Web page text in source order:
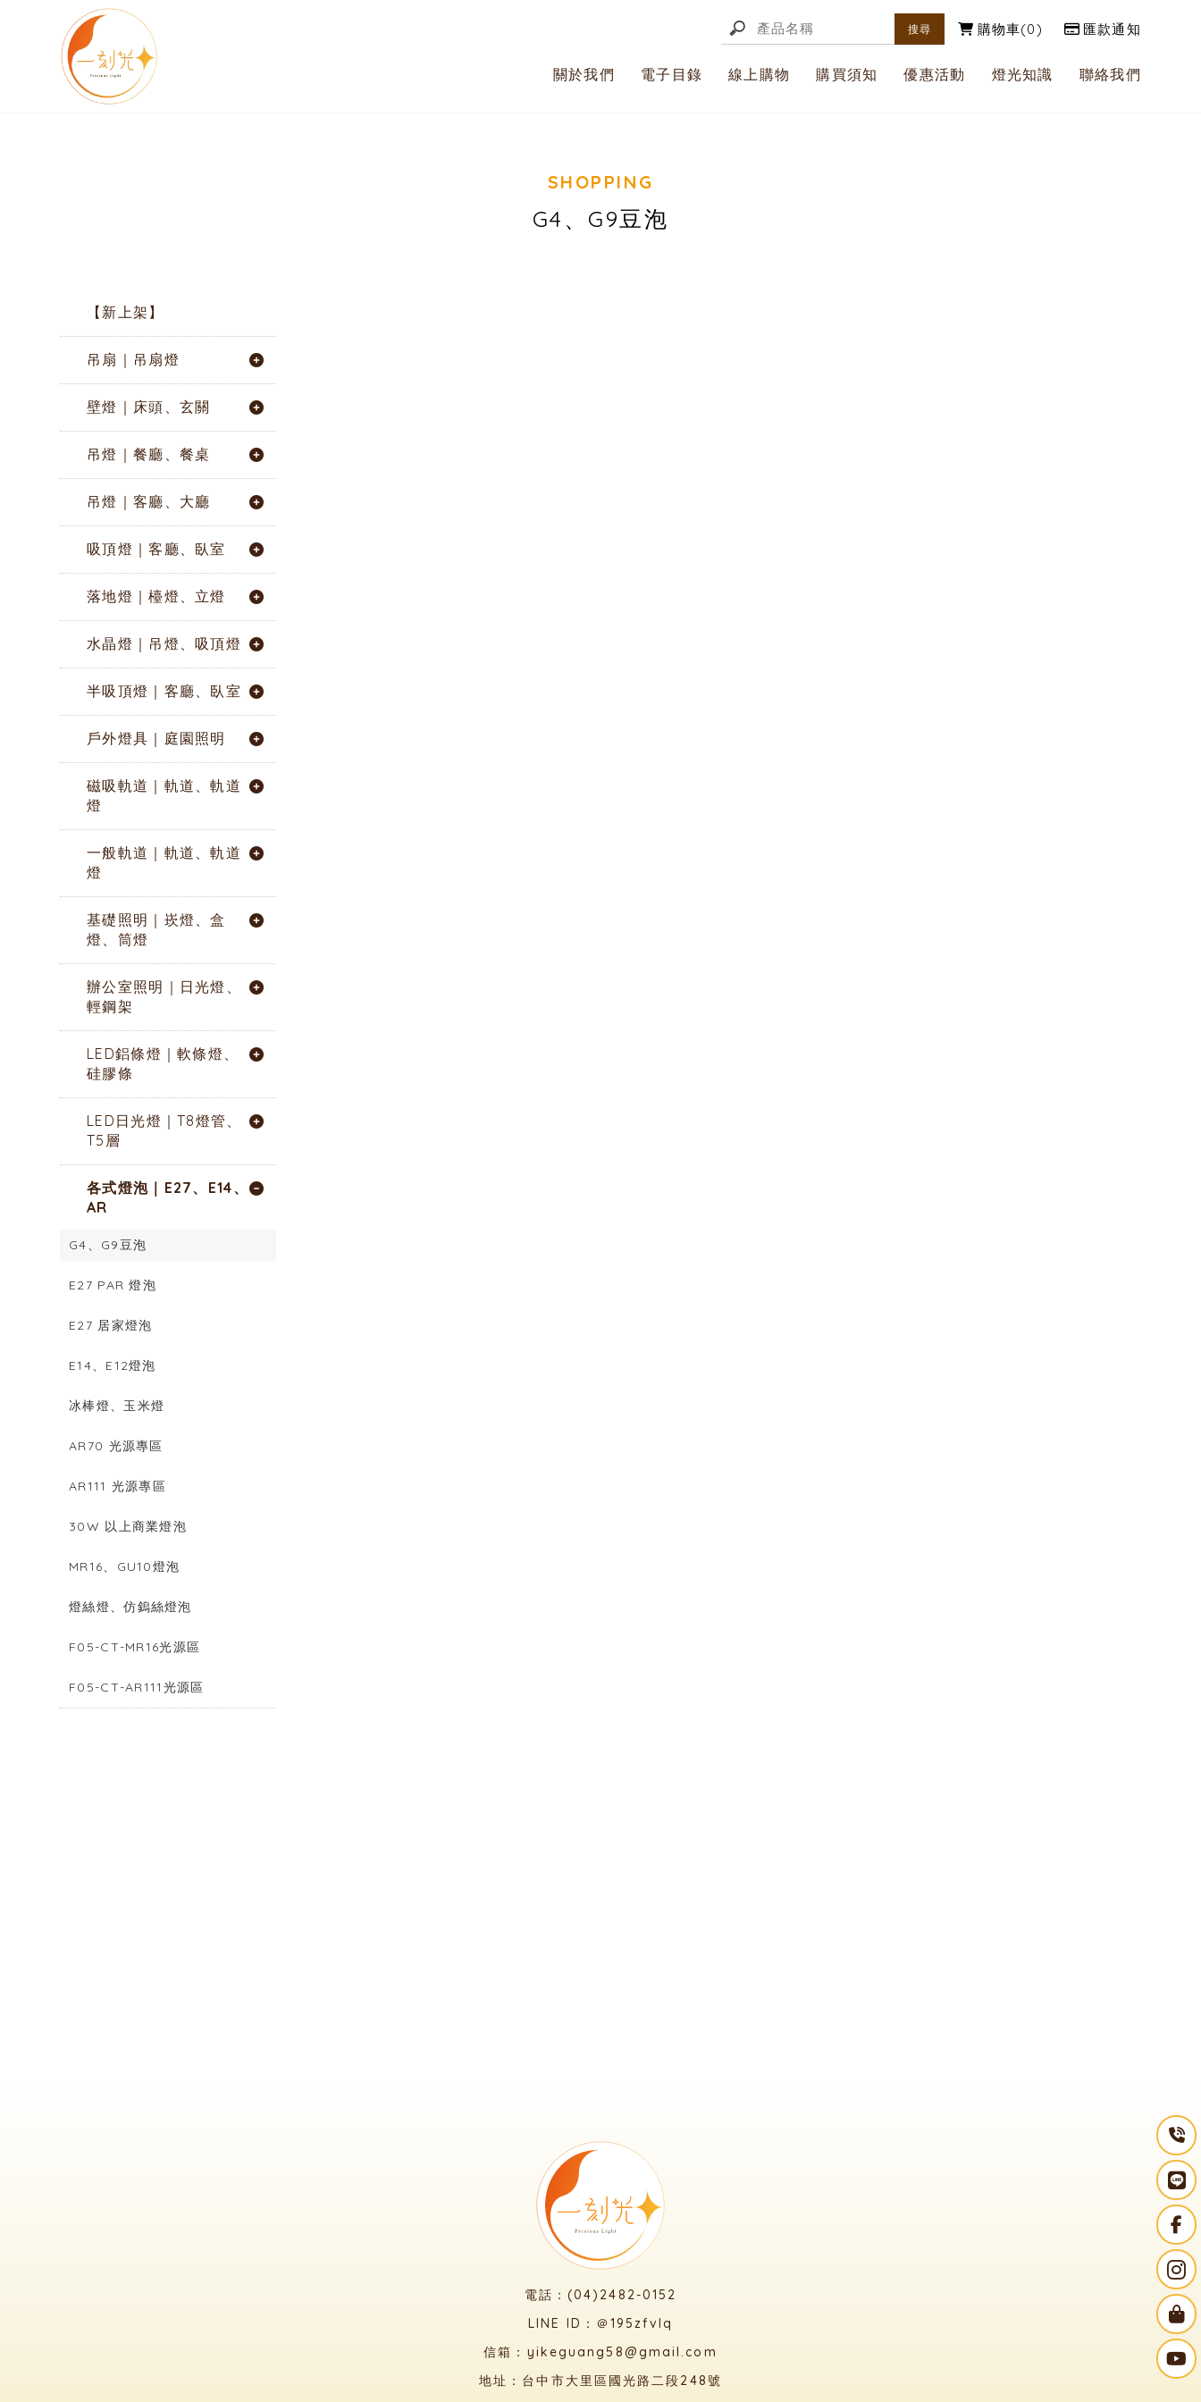
購物車 0 匯款通知
關於我們 電子目錄 線上購物 購買須知 優惠活動 燈光知識 聯絡我們
G4、G9豆泡
【新上架】
吊扇｜吊扇燈
壁燈｜床頭、玄關
吊燈｜餐廳、餐桌
吊燈｜客廳、大廳
吸頂燈｜客廳、臥室
落地燈｜檯燈、立燈
水晶燈｜吊燈、吸頂燈
半吸頂燈｜客廳、臥室
戶外燈具｜庭園照明
磁吸軌道｜軌道、軌道
燈
一般軌道｜軌道、軌道
燈
基礎照明｜崁燈、盒
燈、筒燈
辦公室照明｜日光燈、
輕鋼架
LED鋁條燈｜軟條燈、
硅膠條
LED日光燈｜T8燈管、
T5層
各式燈泡｜E27、E14、
AR
G4、G9豆泡
E27 PAR 燈泡
E27 居家燈泡
E14、E12燈泡
冰棒燈、玉米燈
AR70 光源專區
AR111 光源專區
30W 以上商業燈泡
MR16、GU10燈泡
燈絲燈、仿鎢絲燈泡
F05-CT-MR16光源區
F05-CT-AR111光源區
電話：(04)2482-0152
LINE ID：＠195zfvlq
信箱：yikeguang58@gmail.com
地址：台中市大里區國光路二段248號